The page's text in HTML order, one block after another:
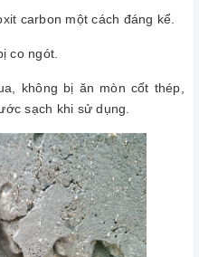
carbon một cách đáng kể.
co ngót.
không bị ăn mòn cốt thép,
sạch khi sử dụng.